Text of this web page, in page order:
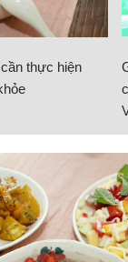
thực hiện